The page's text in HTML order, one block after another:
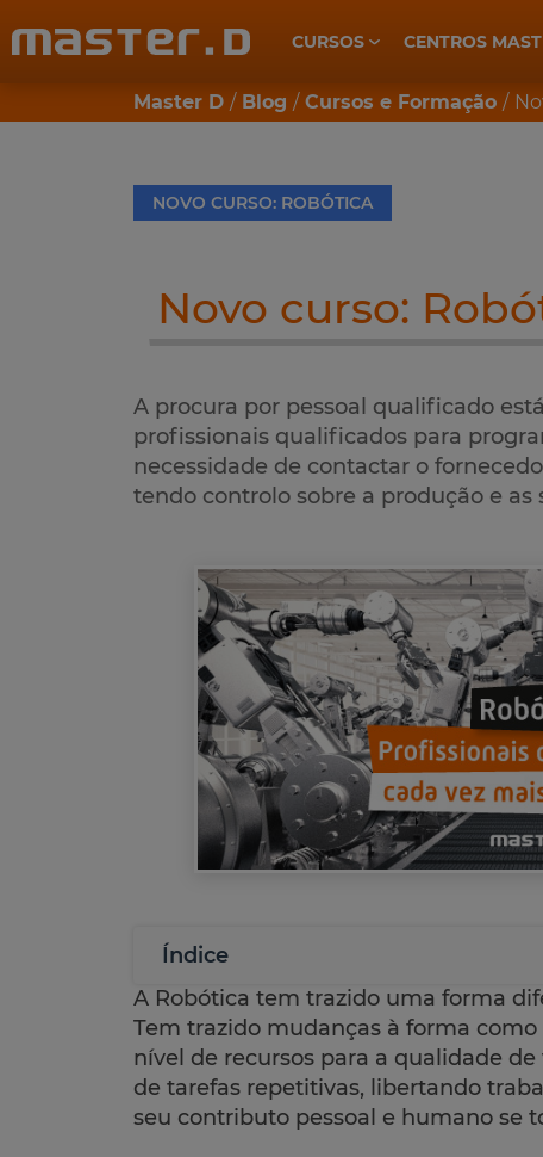
CURSOS CENTROS
Master D Blog Cursos e Formação
NOVO CURSO: ROBÓTICA
Novo curso:
A procura por pessoal qualificado
profissionais qualificados para
necessidade de contactar o
tendo controlo sobre a produção e as
Índice
A Robótica tem trazido uma forma
Tem trazido mudanças à forma
nível de recursos para a qualidade
de tarefas repetitivas, libertando
seu contributo pessoal e humano se